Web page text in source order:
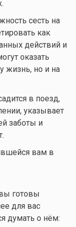
сесть на
как
действий и
оказать
жизнь, но и на
в поезд,
указывает
заботы и
вам в
готовы
для вас
думать о нём: